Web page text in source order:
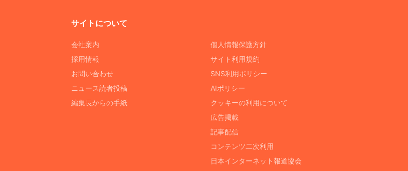
サイトについて
会社案内
採用情報
お問い合わせ
ニュース読者投稿
編集長からの手紙
個人情報保護方針
サイト利用規約
SNS利用ポリシー
AIポリシー
クッキーの利用について
広告掲載
記事配信
コンテンツ二次利用
日本インターネット報道協会